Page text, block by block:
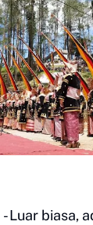
- Luar biasa,